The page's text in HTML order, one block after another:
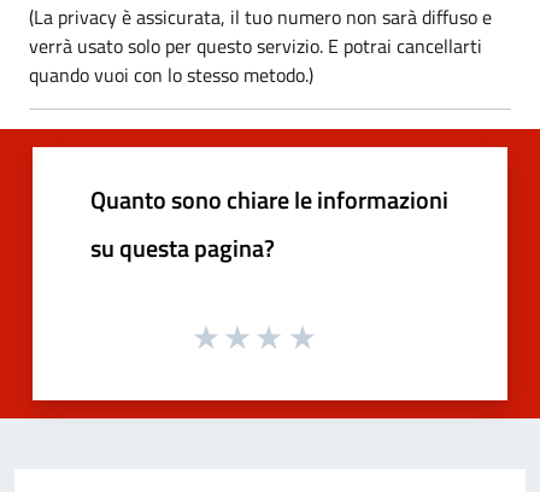
(La privacy è assicurata, il tuo numero non sarà diffuso e
verrà usato solo per questo servizio. E potrai cancellarti
quando vuoi con lo stesso metodo.)
Quanto sono chiare le informazioni
su questa pagina?